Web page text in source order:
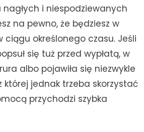
i niespodziewanych
na pewno, że będziesz w
ciągu określonego czasu. Jeśli
się tuż przed wypłatą, w
albo pojawiła się niezwykle
której jednak trzeba skorzystać
przychodzi szybka